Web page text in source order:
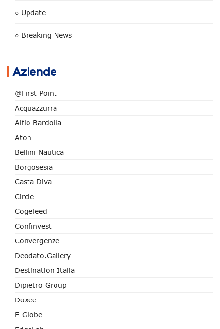
○ Update
○ Breaking News
Aziende
@First Point
Acquazzurra
Alfio Bardolla
Aton
Bellini Nautica
Borgosesia
Casta Diva
Circle
Cogefeed
Confinvest
Convergenze
Deodato.Gallery
Destination Italia
Dipietro Group
Doxee
E-Globe